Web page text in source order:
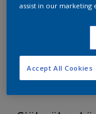
Mystical Paris -
blått i sig. Det
assist in our marketing
Accept All Cookies